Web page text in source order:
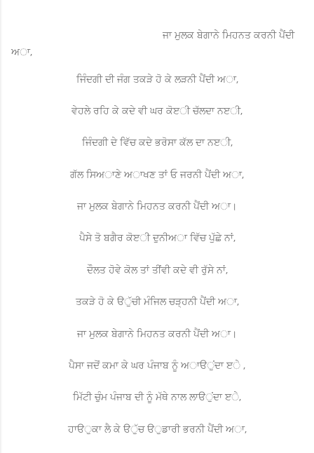
ਜਾ ਮੁਲਕ ਬੇਗਾਨੇ ਮਿਹਨਤ ਕਰਨੀ ਪੈਂਦੀ
ਅਾ,
ਜਿੰਦਗੀ ਦੀ ਜੰਗ ਤਕੜੇ ਹੋ ਕੇ ਲੜਨੀ ਪੈਂਦੀ ਅਾ,
ਵੇਹਲੇ ਰਹਿ ਕੇ ਕਦੇ ਵੀ ਘਰ ਕੋੲੀ ਚੱਲਦਾ ਨੲੀ,
ਜਿੰਦਗੀ ਦੇ ਵਿੱਚ ਕਦੇ ਭਰੋਸਾ ਕੱਲ ਦਾ ਨੲੀ,
ਗੱਲ ਸਿਅਾਣੇ ਅਾਖਣ ਤਾਂ ਓ ਜਰਨੀ ਪੈਂਦੀ ਅਾ,
ਜਾ ਮੁਲਕ ਬੇਗਾਨੇ ਮਿਹਨਤ ਕਰਨੀ ਪੈਂਦੀ ਅਾ।
ਪੈਸੇ ਤੋ ਬਗੈਰ ਕੋੲੀ ਦੁਨੀਅਾ ਵਿੱਚ ਪੁੱਛੇ ਨਾਂ,
ਦੌਲਤ ਹੋਵੇ ਕੋਲ ਤਾਂ ਤੀਂਵੀ ਕਦੇ ਵੀ ਰੁੱਸੇ ਨਾਂ,
ਤਕੜੇ ਹੋ ਕੇ ੳੁੱਚੀ ਮੰਜਿਲ ਚੜ੍ਹਨੀ ਪੈਂਦੀ ਅਾ,
ਜਾ ਮੁਲਕ ਬੇਗਾਨੇ ਮਿਹਨਤ ਕਰਨੀ ਪੈਂਦੀ ਅਾ।
ਪੈਸਾ ਜਦੋਂ ਕਮਾ ਕੇ ਘਰ ਪੰਜਾਬ ਨੂੰ ਅਾੳੁਂਦਾ ੲੇ ,
ਮਿੱਟੀ ਚੁੰਮ ਪੰਜਾਬ ਦੀ ਨੂੰ ਮੱਥੇ ਨਾਲ ਲਾੳੁਂਦਾ ੲੇ,
ਹਾੳੁਕਾ ਲੈ ਕੇ ੳੁੱਚ ੳੁਡਾਰੀ ਭਰਨੀ ਪੈਂਦੀ ਅਾ,